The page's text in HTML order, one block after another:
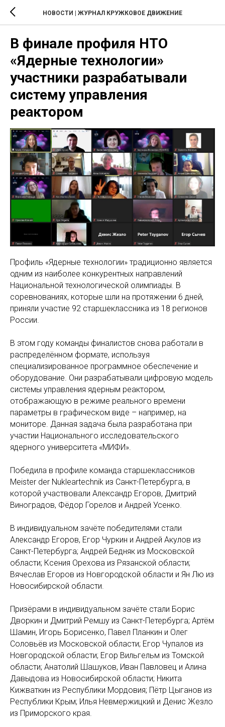
НОВОСТИ | ЖУРНАЛ КРУЖКОВОЕ ДВИЖЕНИЕ
В финале профиля НТО
«Ядерные технологии»
участники разрабатывали
систему управления
реактором
Профиль «Ядерные технологии» традиционно является
одним из наиболее конкурентных направлений
Национальной технологической олимпиады. В
соревнованиях, которые шли на протяжении 6 дней,
приняли участие 92 старшеклассника из 18 регионов
России.
В этом году команды финалистов снова работали в
распределённом формате, используя
специализированное программное обеспечение и
оборудование. Они разрабатывали цифровую модель
системы управления ядерным реактором,
отображающую в режиме реального времени
параметры в графическом виде – например, на
мониторе. Данная задача была разработана при
участии Национального исследовательского
ядерного университета «МИФИ».
Победила в профиле команда старшеклассников
Meister der Nukleartechnik из Санкт-Петербурга, в
которой участвовали Александр Егоров, Дмитрий
Виноградов, Фёдор Горелов и Андрей Усенко.
В индивидуальном зачёте победителями стали
Александр Егоров, Егор Чуркин и Андрей Акулов из
Санкт-Петербурга; Андрей Бедняк из Московской
области; Ксения Орехова из Рязанской области;
Вячеслав Егоров из Новгородской области и Ян Лю из
Новосибирской области.
Призёрами в индивидуальном зачёте стали Борис
Дворкин и Дмитрий Ремшу из Санкт-Петербурга; Артём
Шамин, Игорь Борисенко, Павел Планкин и Олег
Соловьёв из Московской области; Егор Чупалов из
Новгородской области; Егор Вильгельм из Томской
области; Анатолий Шашуков, Иван Павловец и Алина
Давыдова из Новосибирской области; Никита
Кижваткин из Республики Мордовия; Пётр Цыганов из
Республики Крым; Илья Невмержицкий и Денис Жезло
из Приморского края.